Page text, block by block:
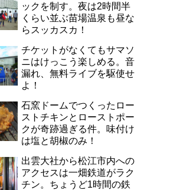
ックを制す。夜は2時間半
くらい並ぶ苗場温泉も昼な
らスッカスカ！
チケットがなくてもサマソ
ニはけっこう楽しめる。音
漏れ、無料ライブを駆使せ
よ！
石窯ドームでつくったロー
ストチキンとローストポー
クが奇跡過ぎる件。味付け
は塩と胡椒のみ！
出雲大社から松江市内への
アクセスは一畑鉄道がラク
チン。ちょうど1時間の鉄